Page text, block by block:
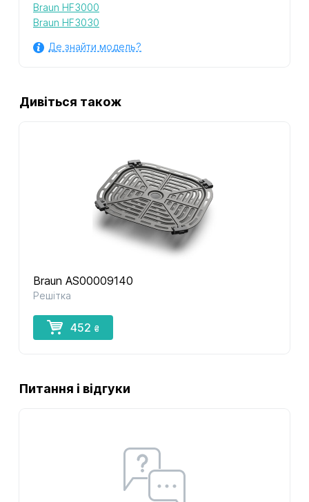
Braun HF3000
Braun HF3030
Де знайти модель?
Дивіться також
Braun AS00009140
Решітка
452 ₴
Питання і відгуки